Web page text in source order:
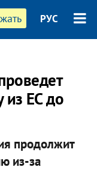
РУС
ЕС до
продолжит
из-за